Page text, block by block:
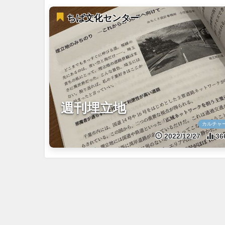
ちば文化センター
週刊埋立地
カルチャ
2022/12/27